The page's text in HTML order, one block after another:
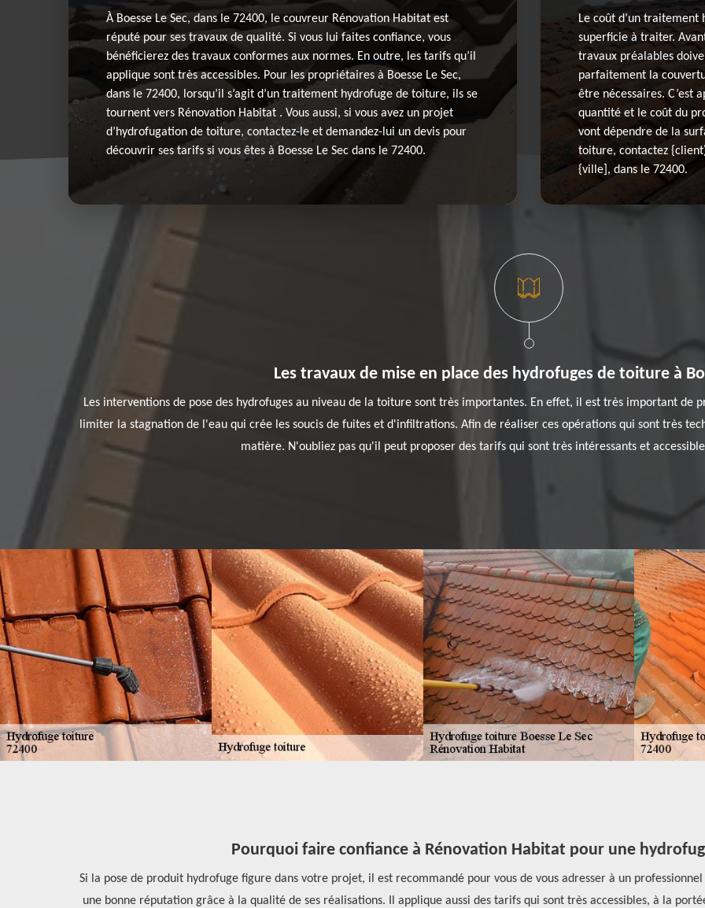
À Boesse Le Sec, dans le 72400, le couvreur Rénovation Habitat est
réputé pour ses travaux de qualité. Si vous lui faites confiance, vous
bénéficierez des travaux conformes aux normes. En outre, les tarifs qu’il
applique sont très accessibles. Pour les propriétaires à Boesse Le Sec,
dans le 72400, lorsqu’il s’agit d’un traitement hydrofuge de toiture, ils se
tournent vers Rénovation Habitat . Vous aussi, si vous avez un projet
d’hydrofugation de toiture, contactez-le et demandez-lui un devis pour
découvrir ses tarifs si vous êtes à Boesse Le Sec dans le 72400.
Le coût d’un
superficie à traiter.
travaux préalables
parfaitement la
être nécessaires. C’est
quantité et le coût du
vont dépendre de la
toiture, contactez
{ville], dans le 72400.
Les travaux de mise en place des hydrofuges de toiture à
Les interventions de pose des hydrofuges au niveau de la toiture sont très importantes. En effet, il est très important de
limiter la stagnation de l'eau qui crée les soucis de fuites et d'infiltrations. Afin de réaliser ces opérations qui sont très
matière. N'oubliez pas qu'il peut proposer des tarifs qui sont très intéressants et
Pourquoi faire confiance à Rénovation Habitat pour une
Si la pose de produit hydrofuge figure dans votre projet, il est recommandé pour vous de vous adresser à un
une bonne réputation grâce à la qualité de ses réalisations. Il applique aussi des tarifs qui sont très accessibles, à la